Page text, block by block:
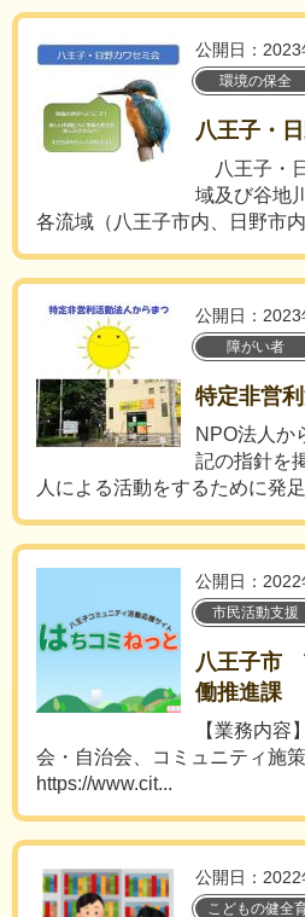
公開日：
環境の保全
八王子・
八王子・
域及び谷地
各流域（八王子市内、日野市
公開日：
障がい者
特定非営
NPO法人か
記の指針を
人による活動をするために発
公開日：
市民活動支援
八王子市
働推進課
【業務内容
会・自治会、コミュニティ施
https://www.cit...
公開日：
こどもの健全